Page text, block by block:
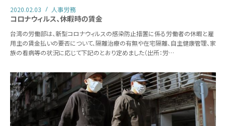
2020.02.03 人事労務
コロナウィルス、休暇時の賃金
台湾の労働部は、新型コロナウィルスの感染防止措置に係る労働者の休暇と雇
用主の賃金払いの要否について、隔離治療の有無や在宅隔離、自主健康管理、家
族の看病等の状況に応じて下記のとおり定めました（出所：労…